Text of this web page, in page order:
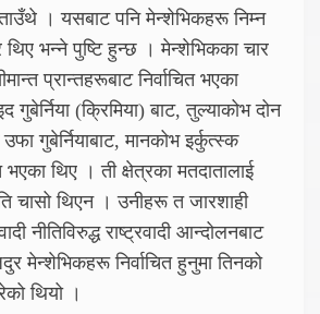
। यसबाट पनि मेन्शेभिकहरू निम्न
थिए भन्ने पुष्टि हुन्छ । मेन्शेभिकका चार
प्रान्तहरूबाट निर्वाचित भएका
गुबेर्निया (क्रिमिया) बाट, तुल्याकोभ दोन
गुबेर्नियाबाट, मानकोभ इर्कुत्स्क
भएका थिए । ती क्षेत्रका मतदातालाई
चासो थिएन । उनीहरू त जारशाही
नीतिविरुद्ध राष्ट्रवादी आन्दोलनबाट
मेन्शेभिकहरू निर्वाचित हुनुमा तिनको
थियो ।